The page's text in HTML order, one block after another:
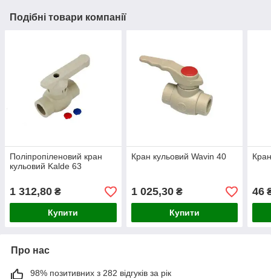
Подібні товари компанії
Поліпропіленовий кран
кульовий Kalde 63
1 312,80 ₴
Купити
Кран кульовий Wavin 40
1 025,30₴
Купити
46
Про нас
98% позитивних з 282 відгуків за рік